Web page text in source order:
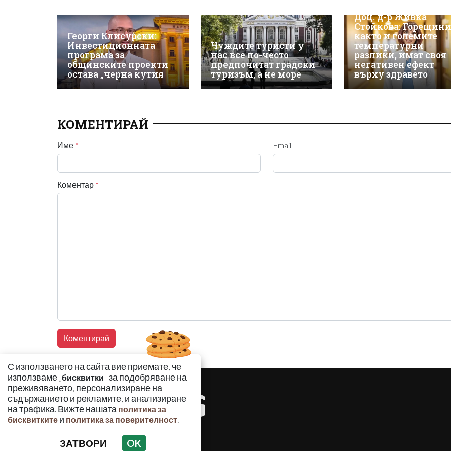
Георги Клисурски:
Инвестиционната
програма за
общинските проекти
остава „черна кутия
Чуждите туристи у
нас все по-често
предпочитат градски
туризъм, а не море
Доц. д-р Живка
Стойкова:
както и големите
температурни
разлики, имат своя
негативен ефект
върху здравето
КОМЕНТИРАЙ
Име * Email
Коментар *
С използването на сайта вие приемате, че
използваме „бисквитки" за подобряване на
преживяването, персонализиране на
съдържанието и рекламите, и анализиране
на трафика. Вижте нашата политика за
бисквитките и политика за поверителност.
ЗАТВОРИ OK